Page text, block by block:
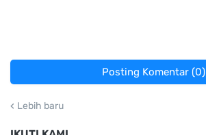
Posting Komentar (0)
Lebih baru